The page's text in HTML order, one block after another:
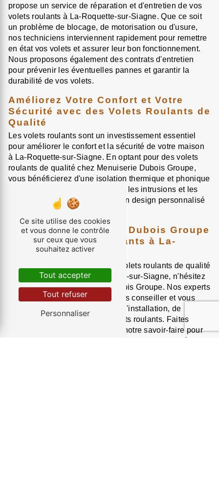
propose un service de réparation et d'entretien de vos
volets roulants à La-Roquette-sur-Siagne. Que ce soit
un problème de blocage, de motorisation ou d'usure,
nos techniciens interviennent rapidement pour remettre
en état vos volets et assurer leur bon fonctionnement.
Nous proposons également des contrats d'entretien
pour prévenir les éventuelles pannes et garantir la
durabilité de vos volets.
Améliorez Votre Confort et Votre
Sécurité avec des Volets Roulants de
Qualité
Les volets roulants sont un investissement essentiel
pour améliorer le confort et la sécurité de votre maison
à La-Roquette-sur-Siagne. En optant pour des volets
roulants de qualité chez Menuiserie Dubois Groupe,
vous bénéficierez d'une isolation thermique et phonique
optimale, d'une protection contre les intrusions et les
intempéries, mais également d'un design personnalisé
qui valorisera votre habitation.
Contactez Menuiserie Dubois Groupe
pour Vos Volets Roulants à La-
Roquette-sur-Siagne
Si vous êtes à la recherche de volets roulants de qualité
pour votre maison à La-Roquette-sur-Siagne, n'hésitez
pas à contacter Menuiserie Dubois Groupe. Nos experts
sont à votre disposition pour vous conseiller et vous
accompagner dans votre projet d'installation, de
réparation ou d'entretien de volets roulants. Faites
confiance à notre expertise et à notre savoir-faire pour
Ce site utilise des cookies
et vous donne le contrôle
sur ceux que vous
souhaitez activer
Tout accepter
Tout refuser
Personnaliser